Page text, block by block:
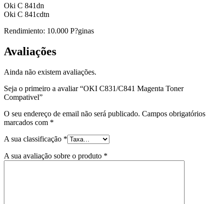
Oki C 841dn
Oki C 841cdtn
Rendimiento: 10.000 P?ginas
Avaliações
Ainda não existem avaliações.
Seja o primeiro a avaliar “OKI C831/C841 Magenta Toner
Compativel”
O seu endereço de email não será publicado. Campos obrigatórios
marcados com *
A sua classificação *
A sua avaliação sobre o produto *